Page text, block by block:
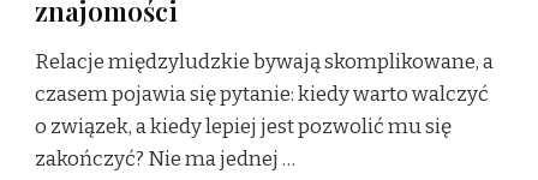
znajomości
Relacje międzyludzkie bywają skomplikowane, a
czasem pojawia się pytanie: kiedy warto walczyć
o związek, a kiedy lepiej jest pozwolić mu się
zakończyć? Nie ma jednej …